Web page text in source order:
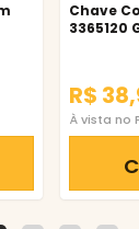
Chave
3365120
R$
À vista no